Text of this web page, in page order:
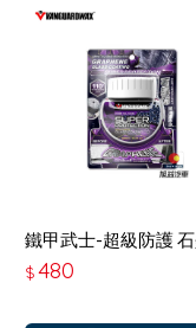
鐵甲武士-超級防護
玻璃撥水 鍍膜劑-
$480